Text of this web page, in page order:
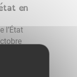
en
l’État